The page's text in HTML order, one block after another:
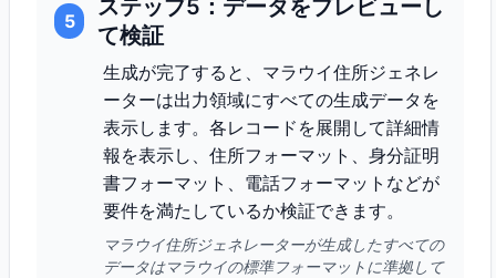
5
ステップ5：データをプレビューし
て検証
生成が完了すると、マラウイ住所ジェネレ
ーターは出力領域にすべての生成データを
表示します。各レコードを展開して詳細情
報を表示し、住所フォーマット、身分証明
書フォーマット、電話フォーマットなどが
要件を満たしているか検証できます。
マラウイ住所ジェネレーターが生成したすべての
データはマラウイの標準フォーマットに準拠して